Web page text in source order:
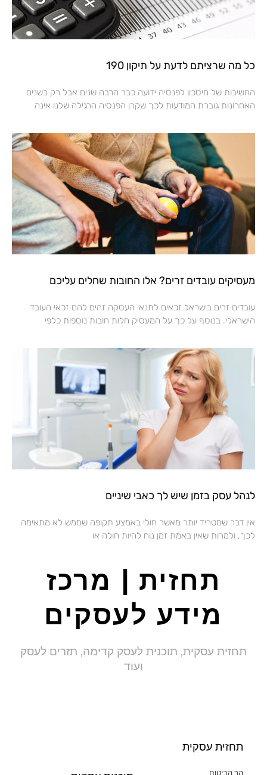
כל מה שרציתם לדעת על תיקון 190
החשיבות של חיסכון לפנסיה ידועה כבר הרבה שנים אבל רק בשנים
האחרונות גוברת המודעות לכך שקרן הפנסיה הרגילה שלנו אינה
מעסיקים עובדים זרים? אלו החובות שחלים עליכם
עובדים זרים בישראל זכאים לתנאי העסקה זהים להם זכאי העובד
הישראלי. בנוסף על כך על המעסיק חלות חובות נוספות כלפי
לנהל עסק בזמן שיש לך כאבי שיניים
אין דבר שמטריד יותר מאשר חולי באמצע תקופה שממש לא מתאימה
לכך, ולמרות שאין באמת זמן נוח להיות חולה או
תחזית | מרכז
מידע לעסקים
תחזית עסקית, תוכנית לעסק קדימה, תזרים לעסק
ועוד
תחזית עסקית
הר הביטוח